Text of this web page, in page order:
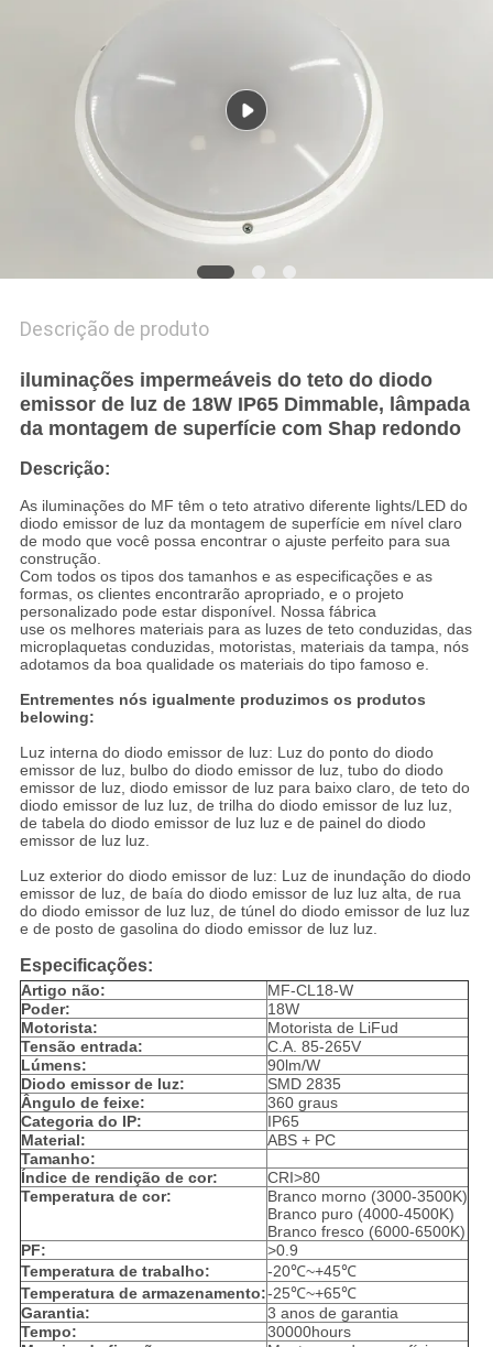
POLICY
Descrição de produto
iluminações impermeáveis do teto do diodo
emissor de luz de 18W IP65 Dimmable, lâmpada
da montagem de superfície com Shap redondo
Descrição:
As iluminações do MF têm o teto atrativo diferente lights/LED do
diodo emissor de luz da montagem de superfície em nível claro
de modo que você possa encontrar o ajuste perfeito para sua
construção.
Com todos os tipos dos tamanhos e as especificações e as
formas, os clientes encontrarão apropriado, e o projeto
personalizado pode estar disponível. Nossa fábrica
use os melhores materiais para as luzes de teto conduzidas, das
microplaquetas conduzidas, motoristas, materiais da tampa, nós
adotamos da boa qualidade os materiais do tipo famoso e.
Entrementes nós igualmente produzimos os produtos
belowing:
Luz interna do diodo emissor de luz: Luz do ponto do diodo
emissor de luz, bulbo do diodo emissor de luz, tubo do diodo
emissor de luz, diodo emissor de luz para baixo claro, de teto do
diodo emissor de luz luz, de trilha do diodo emissor de luz luz,
de tabela do diodo emissor de luz luz e de painel do diodo
emissor de luz luz.
Luz exterior do diodo emissor de luz: Luz de inundação do diodo
emissor de luz, de baía do diodo emissor de luz luz alta, de rua
do diodo emissor de luz luz, de túnel do diodo emissor de luz luz
e de posto de gasolina do diodo emissor de luz luz.
Especificações:
Artigo não:
MF-CL18-W
Poder:
18W
Motorista:
Motorista de LiFud
Tensão entrada:
C.A. 85-265V
Lúmens:
90lm/W
Diodo emissor de luz:
SMD 2835
Ângulo de feixe:
360 graus
Categoria do IP:
IP65
Material:
ABS + PC
Tamanho:
Índice de rendição de cor:
CRI>80
Temperatura de cor:
Branco morno (3000-3500K)
Branco puro (4000-4500K)
Branco fresco (6000-6500K)
PF:
>0.9
Temperatura de trabalho:
-20℃~+45℃
Temperatura de armazenamento:-25℃~+65℃
Garantia:
3 anos de garantia
Tempo:
30000hours